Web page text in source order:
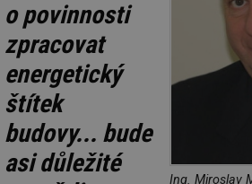
Ing. Miroslav
o povinnosti
zpracovat
energetický
štítek
budovy... bude
asi důležité